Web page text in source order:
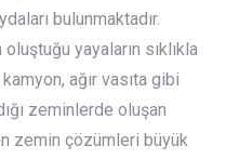
bulunmaktadır.
yayaların sıklıkla
ağır vasıta gibi
zeminlerde oluşan
zemin çözümleri büyük